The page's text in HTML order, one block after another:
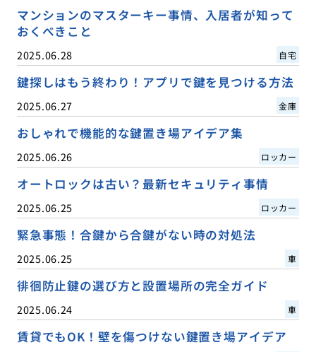
マンションのマスターキー事情、入居者が知って
おくべきこと
2025.06.28 自宅
鍵探しはもう終わり！アプリで鍵を見つける方法
2025.06.27 金庫
おしゃれで機能的な鍵置き場アイデア集
2025.06.26 ロッカー
オートロックは古い？最新セキュリティ事情
2025.06.25 ロッカー
緊急事態！合鍵から合鍵がない時の対処法
2025.06.25 車
徘徊防止鍵の選び方と設置場所の完全ガイド
2025.06.24 車
賃貸でもOK！壁を傷つけない鍵置き場アイデア